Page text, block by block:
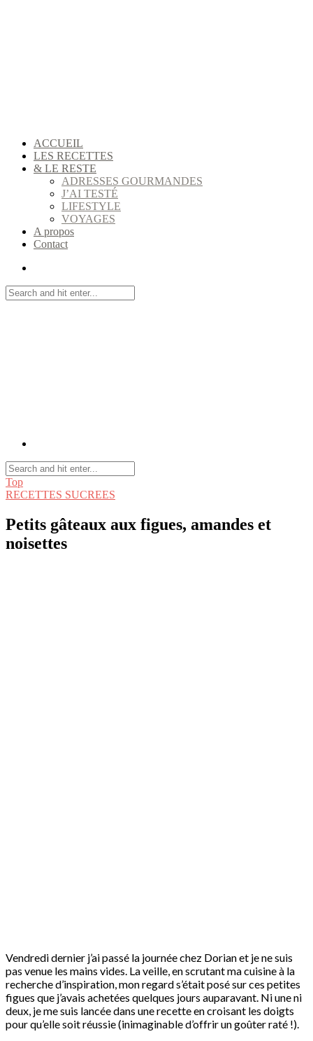
ACCUEIL
LES RECETTES
& LE RESTE
ADRESSES GOURMANDES
J’AI TESTÉ
LIFESTYLE
VOYAGES
A propos
Contact
Top
RECETTES SUCREES
Petits gâteaux aux figues, amandes et
noisettes
Vendredi dernier j’ai passé la journée chez Dorian et je ne suis
pas venue les mains vides. La veille, en scrutant ma cuisine à la
recherche d’inspiration, mon regard s’était posé sur ces petites
figues que j’avais achetées quelques jours auparavant. Ni une ni
deux, je me suis lancée dans une recette en croisant les doigts
pour qu’elle soit réussie (inimaginable d’offrir un goûter raté !).